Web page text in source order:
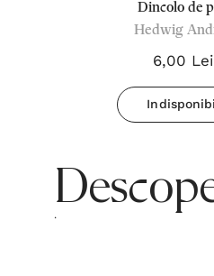
Dincolo de
Hedwig
6,00 Lei
.